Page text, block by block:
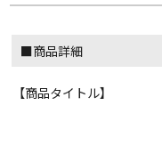
■商品詳細
【商品タイトル】